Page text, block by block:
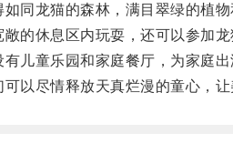
龙猫的森林，满目翠绿的植物
休息区内玩耍，还可以参加龙
童乐园和家庭餐厅，为家庭出
尽情释放天真烂漫的童心，让